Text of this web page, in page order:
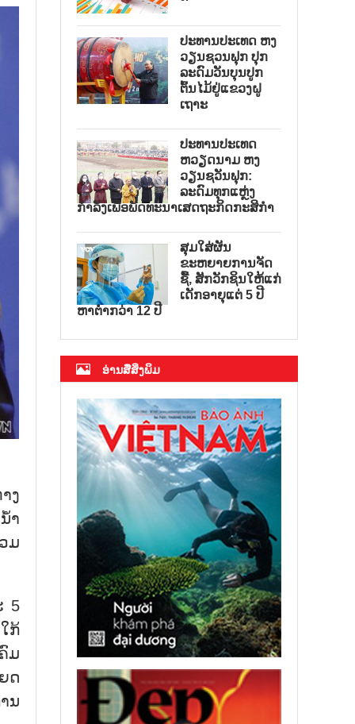
ງ
ຳ
ມ
5
ກ້
ມ
ດ
ນ
ປະທານປະເທດ ຫງ
ວຽນຊວນຟຸກ ປຸກ
ລະດົມວັນບຸນປູກ
ຕົ້ນໄມ້ຢູ່ແຂວງຝູ
ເຖາະ
ປະທານປະເທດ
ຫວຽດນາມ ຫງ
ວຽນຊວັນຟຸກ:
ລະດົມທຸກແຫຼ່ງ
ກຳລັງເພື່ອພັດທະນາເສດຖະກິດກະສິກຳ
ສຸມໃສ່ຜັນ
ຂະຫຍາຍການຈັດ
ຊື້, ສັກວັກຊິນໃຫ້ແກ່
ເດັກອາຍຸແຕ່ 5 ປີ
ຫາຕ່ຳກວ່າ 12 ປີ
ອ່ານສື່ສິ່ງພິມ